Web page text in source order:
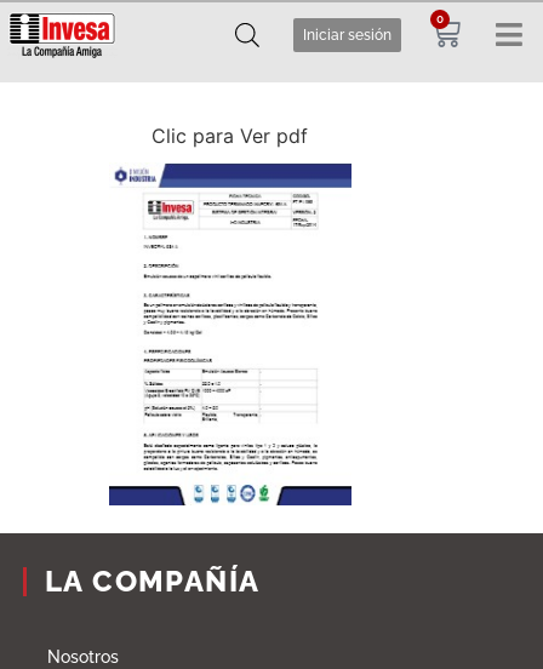
Iniciar sesión
0
Clic para Ver pdf
LA COMPAÑÍA
Nosotros